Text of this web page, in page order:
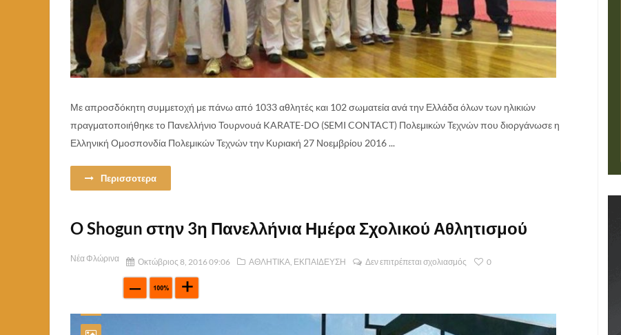
Με απροσδόκητη συμμετοχή με πάνω από 1033 αθλητές και 102 σωματεία ανά την Ελλάδα όλων των ηλικιών
πραγματοποιήθηκε το Πανελλήνιο Τουρνουά KARATE-DO (SEMI CONTACT) Πολεμικών Τεχνών που διοργάνωσε η
Ελληνική Ομοσπονδία Πολεμικών Τεχνών την Κυριακή 27 Νοεμβρίου 2016 ...
Περισσοτερα
O Shogun στην 3η Πανελλήνια Ημέρα Σχολικού Αθλητισμού
Νέα Φλώρινα Οκτώβριος 8, 2016 09:06 ΑΘΛΗΤΙΚΑ ΕΚΠΑΙΔΕΥΣΗ Δεν επιτρέπεται σχολιασμός 0